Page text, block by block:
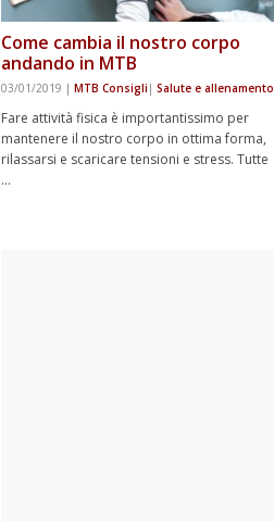
Come cambia il nostro corpo
andando in MTB
03/01/2019 | MTB Consigli | Salute e allenamento
Fare attività fisica è importantissimo per
mantenere il nostro corpo in ottima forma,
rilassarsi e scaricare tensioni e stress. Tutte
…